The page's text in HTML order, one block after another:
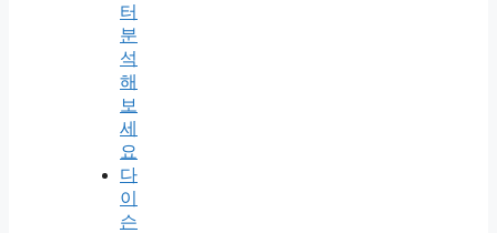
터
분
석
해
보
세
요
다
이
슨